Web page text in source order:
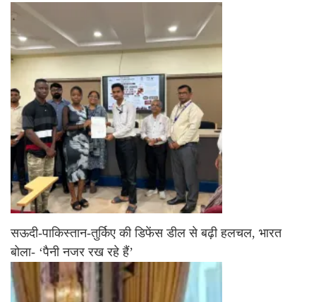
सऊदी-पाकिस्तान-तुर्किए की डिफेंस डील से बढ़ी हलचल, भारत
बोला- ‘पैनी नजर रख रहे हैं’